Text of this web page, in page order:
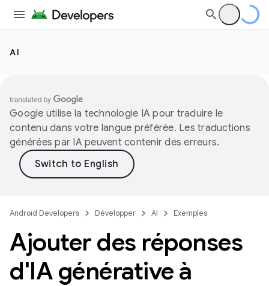
AI
Google utilise la technologie IA pour traduire le
contenu dans votre langue préférée. Les traductions
générées par IA peuvent contenir des erreurs.
Android Developers Développer AI Exemples
Ajouter des réponses
d'IA générative à